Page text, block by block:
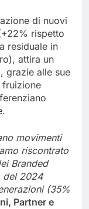
di nuovi
rispetto
residuale in
attira un
grazie alle sue
fruizione
movimenti
riscontrato
Branded
del 2024
(35%
Partner e